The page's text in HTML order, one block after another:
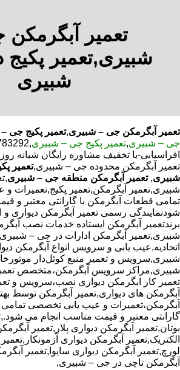
تعمیر
شبیری,تعمیر
شبیری
تعمیر آبگرمکن جی – شبیری,تعمیر پکیج جی –
جی – شبیری,تعمیر پکیج جی – شبیری
افراسیابی-با تخفیف مشاوره رایگان شبانه
تعمیر آبگرمکن محدوده جی – شبیری,تعمیر
شبیری, تعمیر آبگرمکن منطقه جی – شبیری
شبیری,تعمیر آبگرمکن,تعمیر پکیج,تعمیرات
تمامی قطعات آبگرمکن با گارانتی معتبر و
شودنمایندگی رسمی تعمیر آبگرمکن دیواری و
برندتعمیر آبگرمکن ایستاده خدمات نصب
شبیری,تعمیر آبگرمکن ادارات در جی –
اتحادیه,عیب یابی و سرویس انواع آبگرمکن
شبیری,سرویس و تعمیر منبع کوئل‌دار
شبیری,مراکز سرویس آبگرمکن،متخصص
تعمیر کار ابگرمکن دیواری نصب،سرویس و
آبگرمکن های دیواری,تعمیر آبگرمکن توسط
آبگرمکن،تعمیرات و عیب یابی تخصصی
گارانتی معتبر و قیمت مناسب انجام می
بوتان,تعمیر آبگرمکن دیواری پلار,تعمیر
الکتریک,تعمیر آبگرمکن دیواری
لورچ,تعمیر آبگرمکن دیواری سایوا,تعمیر
آبگرمکن تاچی در جی – شبیری,